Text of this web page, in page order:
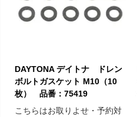
DAYTONA デイトナ ドレン
ボルトガスケット M10（10
枚） 品番：75419
こちらはお取りよせ・予約対